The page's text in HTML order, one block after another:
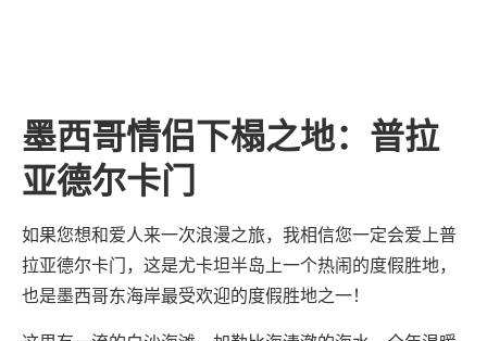
墨西哥情侣下榻之地：普拉
亚德尔卡门
如果您想和爱人来一次浪漫之旅，我相信您一定会爱上普
拉亚德尔卡门，这是尤卡坦半岛上一个热闹的度假胜地，
也是墨西哥东海岸最受欢迎的度假胜地之一！